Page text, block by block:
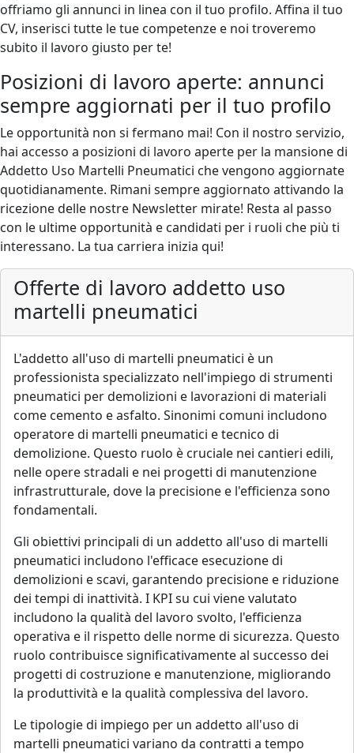
offriamo gli annunci in linea con il tuo profilo. Affina il tuo
CV, inserisci tutte le tue competenze e noi troveremo
subito il lavoro giusto per te!
Posizioni di lavoro aperte: annunci
sempre aggiornati per il tuo profilo
Le opportunità non si fermano mai! Con il nostro servizio,
hai accesso a posizioni di lavoro aperte per la mansione di
Addetto Uso Martelli Pneumatici che vengono aggiornate
quotidianamente. Rimani sempre aggiornato attivando la
ricezione delle nostre Newsletter mirate! Resta al passo
con le ultime opportunità e candidati per i ruoli che più ti
interessano. La tua carriera inizia qui!
Offerte di lavoro addetto uso
martelli pneumatici
L'addetto all'uso di martelli pneumatici è un
professionista specializzato nell'impiego di strumenti
pneumatici per demolizioni e lavorazioni di materiali
come cemento e asfalto. Sinonimi comuni includono
operatore di martelli pneumatici e tecnico di
demolizione. Questo ruolo è cruciale nei cantieri edili,
nelle opere stradali e nei progetti di manutenzione
infrastrutturale, dove la precisione e l'efficienza sono
fondamentali.
Gli obiettivi principali di un addetto all'uso di martelli
pneumatici includono l'efficace esecuzione di
demolizioni e scavi, garantendo precisione e riduzione
dei tempi di inattività. I KPI su cui viene valutato
includono la qualità del lavoro svolto, l'efficienza
operativa e il rispetto delle norme di sicurezza. Questo
ruolo contribuisce significativamente al successo dei
progetti di costruzione e manutenzione, migliorando
la produttività e la qualità complessiva del lavoro.
Le tipologie di impiego per un addetto all'uso di
martelli pneumatici variano da contratti a tempo